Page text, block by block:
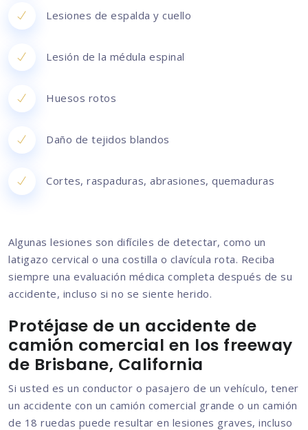
Lesiones de espalda y cuello
Lesión de la médula espinal
Huesos rotos
Daño de tejidos blandos
Cortes, raspaduras, abrasiones, quemaduras
Algunas lesiones son difíciles de detectar, como un
latigazo cervical o una costilla o clavícula rota. Reciba
siempre una evaluación médica completa después de su
accidente, incluso si no se siente herido.
Protéjase de un accidente de
camión comercial en los freeway
de Brisbane, California
Si usted es un conductor o pasajero de un vehículo, tener
un accidente con un camión comercial grande o un camión
de 18 ruedas puede resultar en lesiones graves, incluso